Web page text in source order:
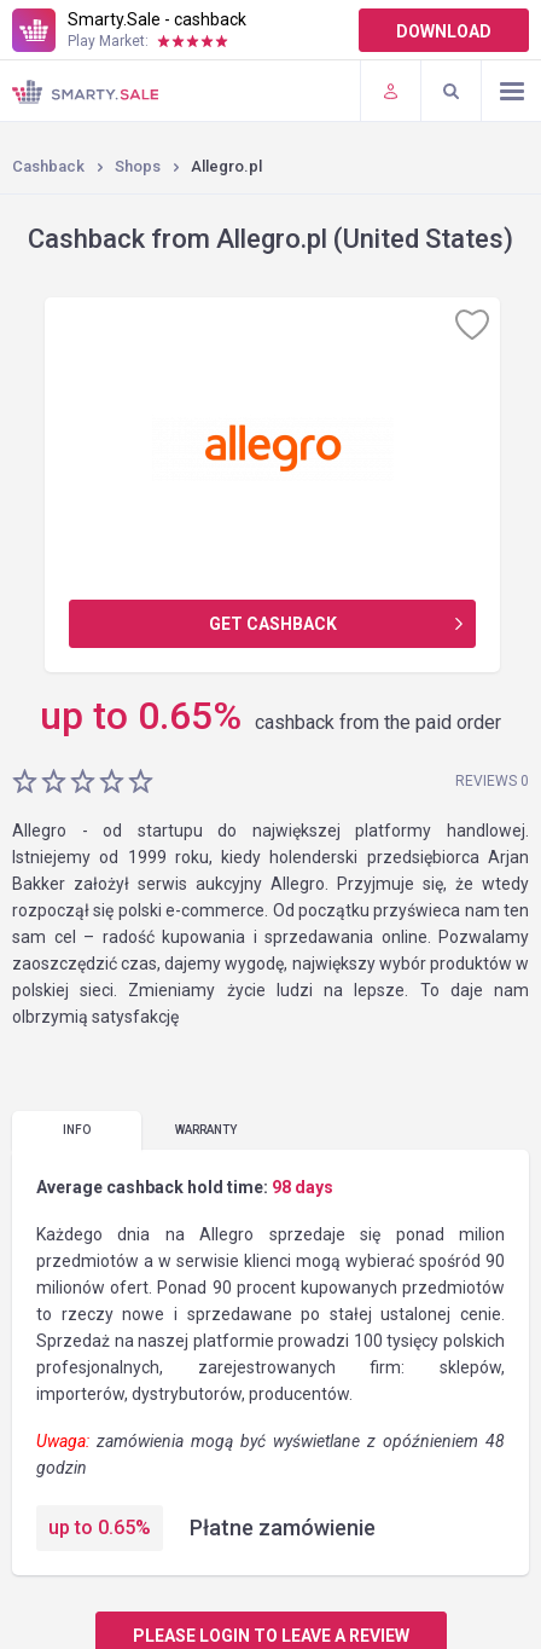
Smarty.Sale - cashback
Play Market: DOWNLOAD
TERMS OF USE
PLUGINS
Cashback Shops Allegro.pl
Cashback from Allegro.pl (United States)
GET CASHBACK
up to 0.65% cashback from the paid order
REVIEWS 0
Allegro - od startupu do największej platformy handlowej.
Istniejemy od 1999 roku, kiedy holenderski przedsiębiorca Arjan
Bakker założył serwis aukcyjny Allegro. Przyjmuje się, że wtedy
rozpoczął się polski e-commerce. Od początku przyświeca nam ten
sam cel – radość kupowania i sprzedawania online. Pozwalamy
zaoszczędzić czas, dajemy wygodę, największy wybór produktów w
polskiej sieci. Zmieniamy życie ludzi na lepsze. To daje nam
olbrzymią satysfakcję
INFO WARRANTY
Average cashback hold time: 98 days
Każdego dnia na Allegro sprzedaje się ponad milion
przedmiotów a w serwisie klienci mogą wybierać spośród 90
milionów ofert. Ponad 90 procent kupowanych przedmiotów
to rzeczy nowe i sprzedawane po stałej ustalonej cenie.
Sprzedaż na naszej platformie prowadzi 100 tysięcy polskich
profesjonalnych, zarejestrowanych firm: sklepów,
importerów, dystrybutorów, producentów.
Uwaga: zamówienia mogą być wyświetlane z opóźnieniem 48
godzin
up to 0.65% Płatne zamówienie
PLEASE LOGIN TO LEAVE A REVIEW